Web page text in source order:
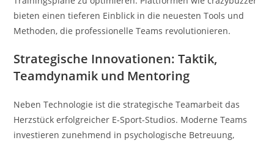
bieten einen tieferen Einblick in die neuesten Tools und
Methoden, die professionelle Teams revolutionieren.
Strategische Innovationen: Taktik,
Teamdynamik und Mentoring
Neben Technologie ist die strategische Teamarbeit das
Herzstück erfolgreicher E-Sport-Studios. Moderne Teams
investieren zunehmend in psychologische Betreuung,